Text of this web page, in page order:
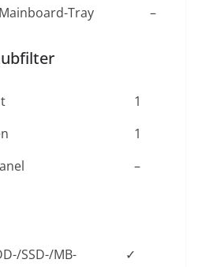
Tray
–
1
1
–
SSD-/MB-
✓